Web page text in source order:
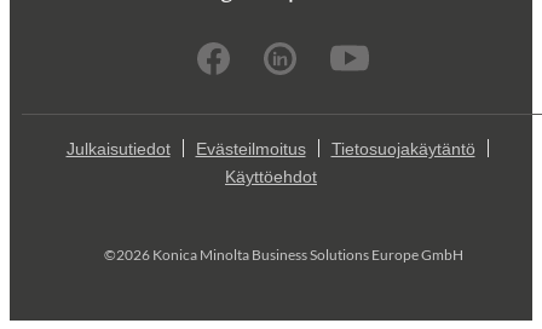
Julkaisutiedot Evästeilmoitus
Tietosuojakäytäntö
Käyttöehdot
©2026 Konica Minolta Business Solutions Europe GmbH